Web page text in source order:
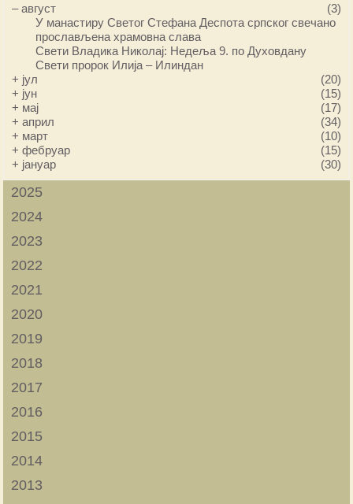
–август
(3)
У манастиру Светог Стефана Деспота српског свечано
прослављена храмовна слава
Свети Владика Николај: Недеља 9. по Духовдану
Свети пророк Илија – Илиндан
+ јул
(20)
+ јун
(15)
+ мај
(17)
+април
(34)
+ март
(10)
+фебруар
(15)
+ јануар (30)
2025
2024
2023
2022
2021
2020
2019
2018
2017
2016
2015
2014
2013